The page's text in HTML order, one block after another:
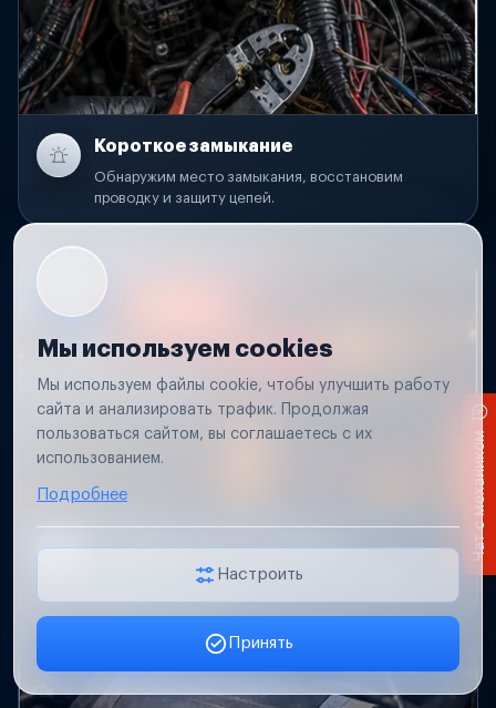
Короткое замыкание
Обнаружим место замыкания, восстановим
проводку и защиту цепей.
Проверим проводку и разъемы, восстановим
Мы используем cookies
Мы используем файлы cookie, чтобы улучшить работу
сайта и анализировать трафик. Продолжая
пользоваться сайтом, вы соглашаетесь с их
использованием.
Подробнее
Настроить
Принять
Заявка онлайн
Чат с механиком